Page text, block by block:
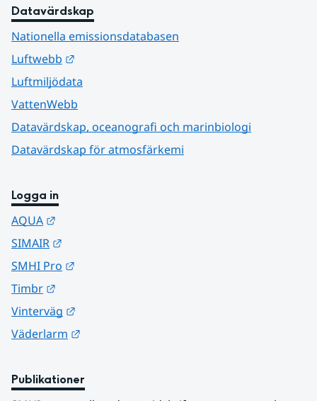
Datavärdskap
Nationella emissionsdatabasen
Luftwebb
Luftmiljödata
VattenWebb
Datavärdskap, oceanografi och marinbiologi
Datavärdskap för atmosfärkemi
Logga in
AQUA
SIMAIR
SMHI Pro
Timbr
Vinterväg
Väderlarm
Publikationer